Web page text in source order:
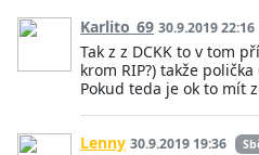
Karlito_69 30.9.2019 22:16
Tak z z DCKK to v tom
krom RIP?) takže
Pokud teda je ok to mít z
Lenny 30.9.2019 19:36